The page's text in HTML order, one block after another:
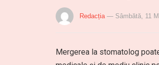
Redacția — Sâmbătă, 11
Mergerea la stomatolog